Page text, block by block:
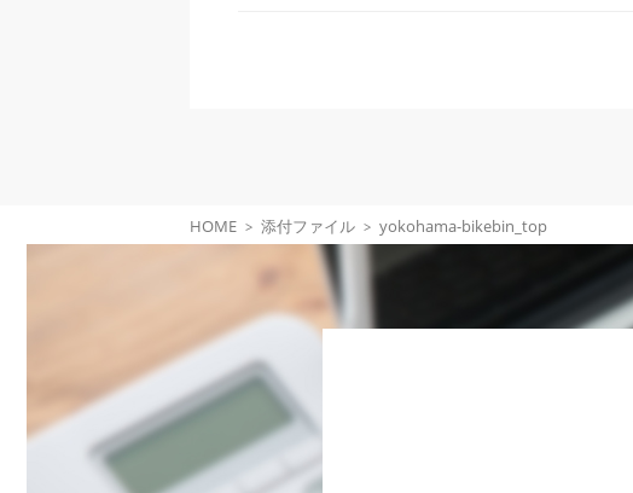
HOME 添付ファイル yokohama-bikebin_top